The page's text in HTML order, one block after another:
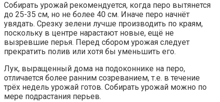
Собирать урожай рекомендуется, когда перо вытянется
до 25-35 см, но не более 40 см. Иначе перо начнёт
увядать. Срезку зелени лучше производить по краям,
поскольку в центре нарастают новые, ещё не
вызревшие перья. Перед сбором урожая следует
прекратить полив или хотя бы уменьшить его.
Лук, выращенный дома на подоконнике на перо,
отличается более ранним созреванием, т.е. в течение
трёх недель урожай готов. Собирать урожай можно по
мере подрастания перьев.